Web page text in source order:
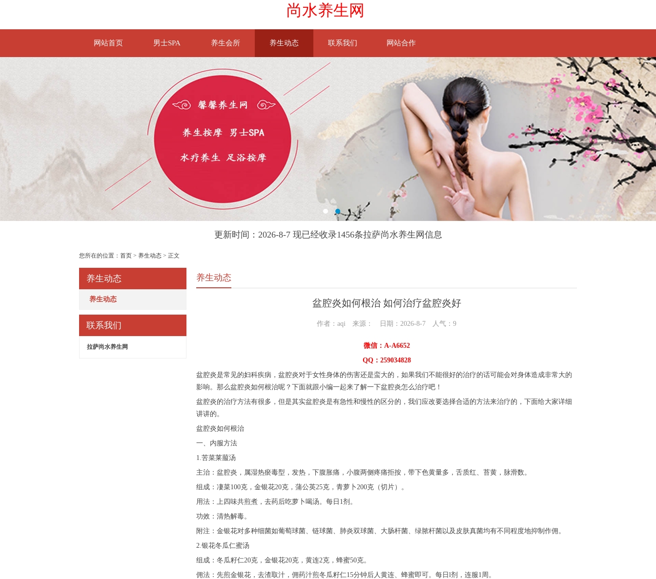
尚水养生网
网站首页 男士SPA 养生会所 养生动态 联系我们 网站合作
更新时间：2026-8-7 现已经收录1456条拉萨尚水养生网信息
您所在的位置： 首页 > 养生动态 > 正文
养生动态
养生动态
联系我们
拉萨尚水养生网
养生动态
盆腔炎如何根治 如何治疗盆腔炎好
作者：aqi 来源： 日期：2026-8-7 人气： 9
微信：A-A6652
QQ：259034828
盆腔炎是常见的妇科疾病，盆腔炎对于女性身体的伤害还是蛮大的，如果我们不能很好的治疗的话可能会对身体造成非常大的
影响。那么盆腔炎如何根治呢？下面就跟小编一起来了解一下盆腔炎怎么治疗吧！
盆腔炎的治疗方法有很多，但是其实盆腔炎是有急性和慢性的区分的，我们应改要选择合适的方法来治疗的，下面给大家详细
讲讲的。
盆腔炎如何根治
一、内服方法
1.苦菜莱菔汤
主治：盆腔炎，属湿热瘀毒型，发热，下腹胀痛，小腹两侧疼痛拒按，带下色黄量多，舌质红、苔黄，脉滑数。
组成：凄菜100克，金银花20克，蒲公英25克，青萝卜200克（切片）。
用法：上四味共煎煮，去药后吃萝卜喝汤。每日1剂。
功效：清热解毒。
附注：金银花对多种细菌如葡萄球菌、链球菌、肺炎双球菌、大肠杆菌、绿脓杆菌以及皮肤真菌均有不同程度地抑制作佣。
2.银花冬瓜仁蜜汤
组成：冬瓜籽仁20克，金银花20克，黄连2克，蜂蜜50克。
佣法：先煎金银花，去渣取汁，佣药汁煎冬瓜籽仁15分钟后人黄连、蜂蜜即可。每日l剂，连服1周。